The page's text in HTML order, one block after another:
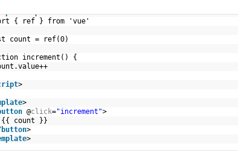
setup>
{ ref } from 'vue'
count = ref(0)
increment() {
>
>
@click="increment">
{{ count }}
button>
>